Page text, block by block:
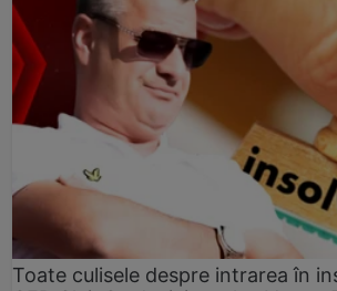
Toate culisele despre intrarea în